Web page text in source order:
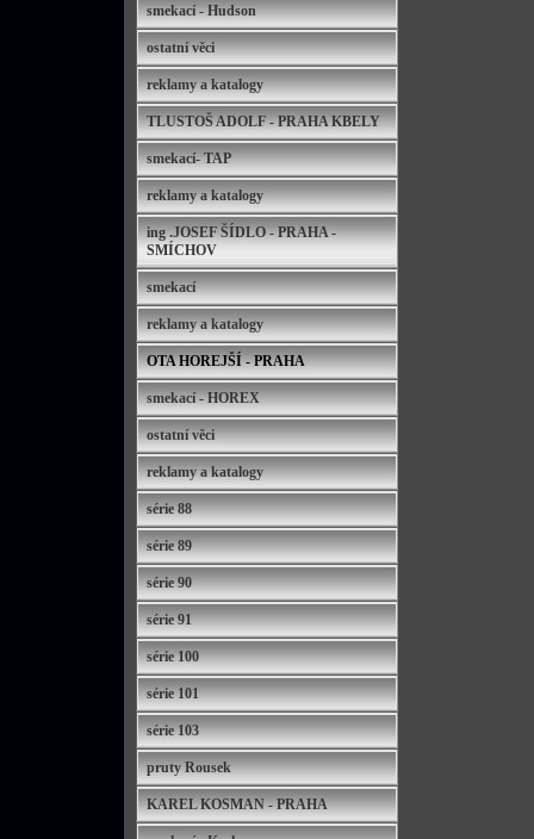
smekací - Hudson
ostatní věci
reklamy a katalogy
TLUSTOŠ ADOLF - PRAHA KBELY
smekací- TAP
reklamy a katalogy
ing .JOSEF ŠÍDLO - PRAHA -
SMÍCHOV
smekací
reklamy a katalogy
OTA HOREJŠÍ - PRAHA
smekací - HOREX
ostatní věci
reklamy a katalogy
série 88
série 89
série 90
série 91
série 100
série 101
série 103
pruty Rousek
KAREL KOSMAN - PRAHA